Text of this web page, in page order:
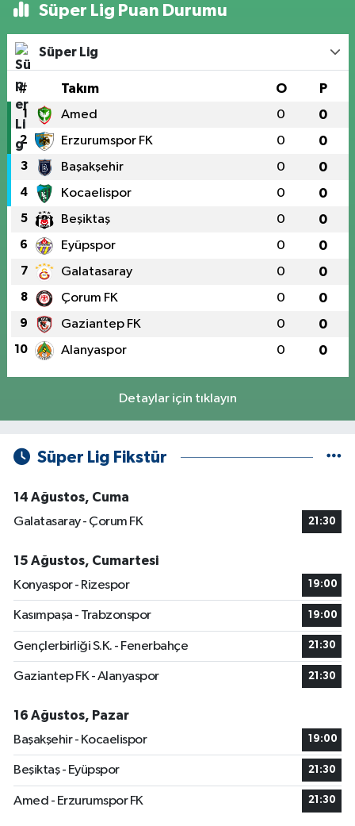
Süper Lig Puan Durumu
Süper Lig
# Takım O P
1 Amed 0 0
2 Erzurumspor FK 0 0
3 Başakşehir 0 0
4 Kocaelispor 0 0
5 Beşiktaş 0 0
6 Eyüpspor 0 0
7 Galatasaray 0 0
8 Çorum FK 0 0
9 Gaziantep FK 0 0
10 Alanyaspor 0 0
Detaylar için tıklayın
Süper Lig Fikstür
14 Ağustos, Cuma
Galatasaray - Çorum FK
21:30
15 Ağustos, Cumartesi
Konyaspor - Rizespor
19:00
Kasımpaşa - Trabzonspor 19:00
Gençlerbirliği S.K. - Fenerbahçe 21:30
Gaziantep FK - Alanyaspor 21:30
16 Ağustos, Pazar
Başakşehir - Kocaelispor
19:00
Beşiktaş - Eyüpspor 21:30
Amed - Erzurumspor FK 21:30